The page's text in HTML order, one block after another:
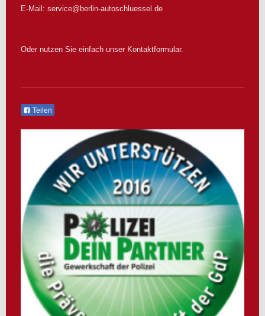
E-Mail: service@berlin-autoschluessel.de
Oder nutzen Sie einfach unser Kontaktformular.
Teilen